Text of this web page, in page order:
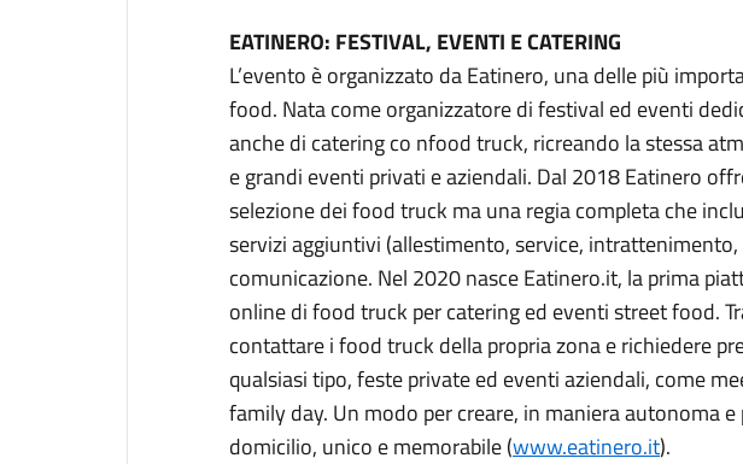
EATINERO: FESTIVAL, EVENTI E CATERING
L’evento è organizzato da Eatinero, una delle più
food. Nata come organizzatore di festival ed eventi
anche di catering co nfood truck, ricreando la stessa
e grandi eventi privati e aziendali. Dal 2018 Eatinero
selezione dei food truck ma una regia completa che
servizi aggiuntivi (allestimento, service,
comunicazione. Nel 2020 nasce Eatinero.it, la prima
online di food truck per catering ed eventi street food.
contattare i food truck della propria zona e richiedere
qualsiasi tipo, feste private ed eventi aziendali, come
family day. Un modo per creare, in maniera autonoma
domicilio, unico e memorabile (www.eatinero.it).